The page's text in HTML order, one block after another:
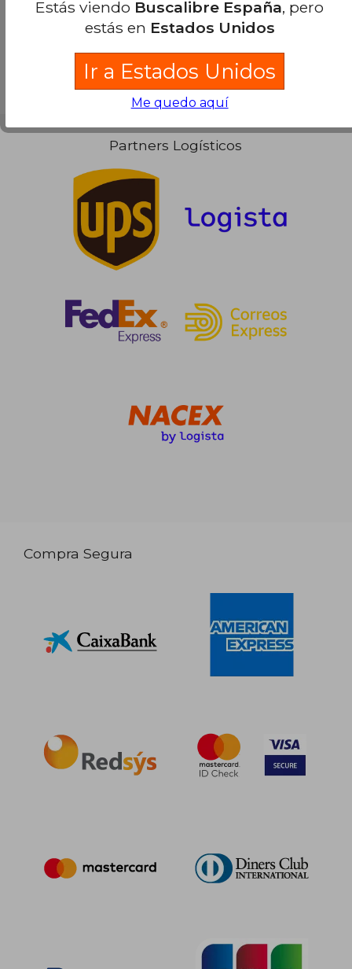
Partners Logísticos
Compra Segura
Estás viendo Buscalibre España, pero
estás en Estados Unidos
Ir a Estados Unidos
Me quedo aquí